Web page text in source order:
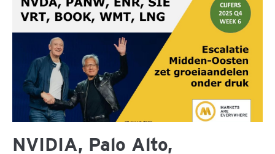
NVIDIA, Palo Alto,